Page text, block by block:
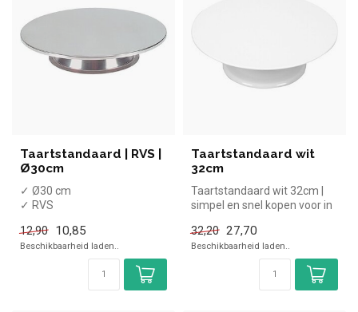
Taartstandaard | RVS |
Ø30cm
✓ Ø30 cm
✓ RVS
12,90
10,85
Beschikbaarheid laden..
Taartstandaard wit
32cm
Taartstandaard wit 32cm |
simpel en snel kopen voor in
32,20 27,70
Beschikbaarheid laden..